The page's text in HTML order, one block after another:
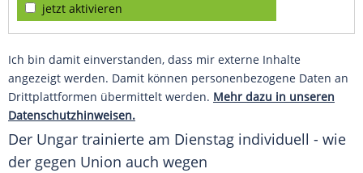
jetzt aktivieren
Ich bin damit einverstanden, dass mir externe Inhalte
angezeigt werden. Damit können personenbezogene Daten an
Drittplattformen übermittelt werden. Mehr dazu in unseren
Datenschutzhinweisen.
Der Ungar trainierte am Dienstag individuell - wie
der gegen Union auch wegen